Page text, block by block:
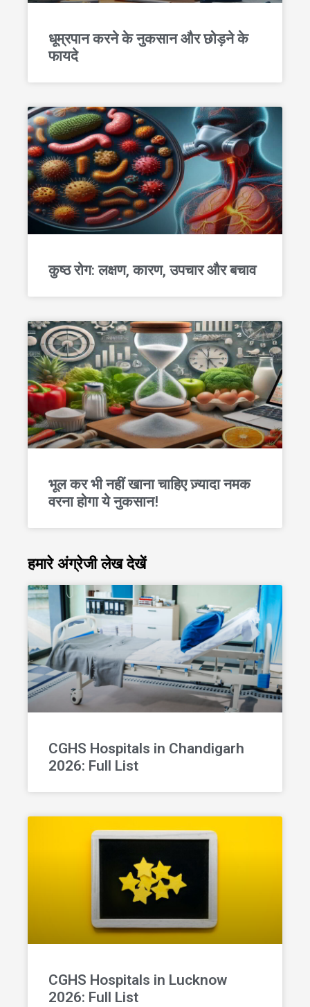
धूम्रपान करने के नुकसान और छोड़ने के
फायदे
कुष्ठ रोग: लक्षण, कारण, उपचार और बचाव
भूल कर भी नहीं खाना चाहिए ज़्यादा नमक
वरना होगा ये नुकसान!
हमारे अंग्रेजी लेख देखें
CGHS Hospitals in Chandigarh
2026: Full List
CGHS Hospitals in Lucknow
2026: Full List